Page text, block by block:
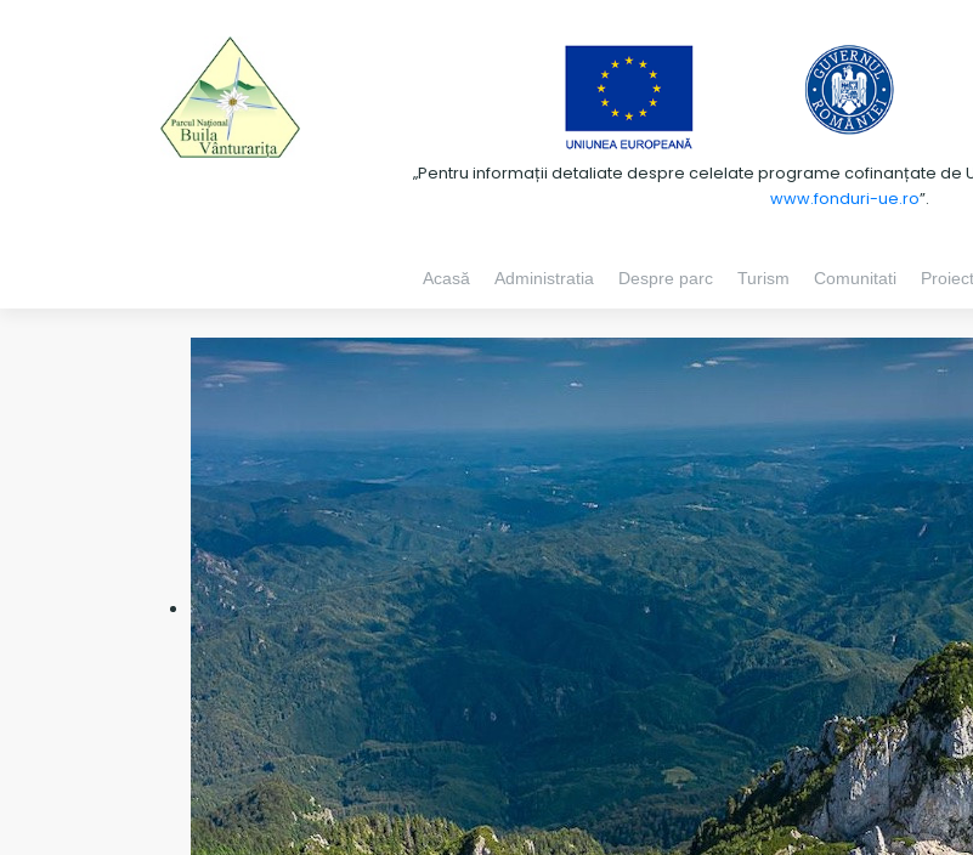
„Pentru informații detaliate despre celelate programe cofinanțate de
www.fonduri-ue.ro”.
Acasă Administratia Despre parc Turism Comunitati